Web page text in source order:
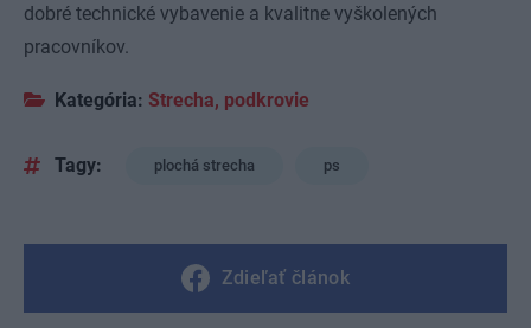
dobré technické vybavenie a kvalitne vyškolených
pracovníkov.
Kategória: Strecha, podkrovie
Tagy: plochá strecha ps
Zdieľať článok